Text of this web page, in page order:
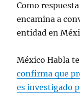
Como
encamina a
entidad en
México Habla
confirma que
es investigado